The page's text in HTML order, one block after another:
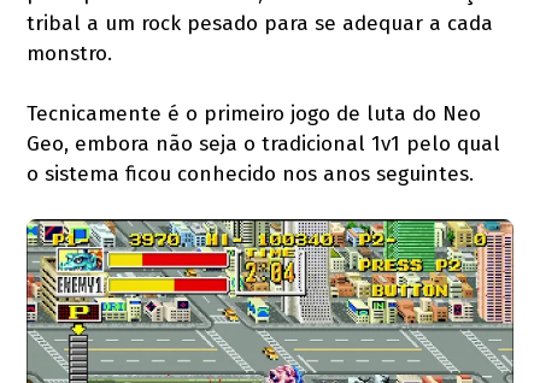
tribal a um rock pesado para se adequar a cada
monstro.
Tecnicamente é o primeiro jogo de luta do Neo
Geo, embora não seja o tradicional 1v1 pelo qual
o sistema ficou conhecido nos anos seguintes.